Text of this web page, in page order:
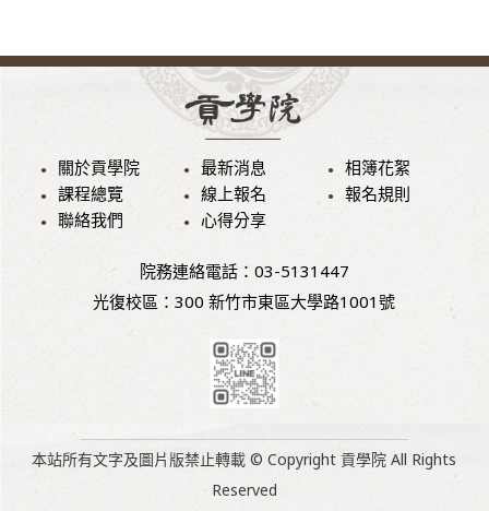
關於貢學院 最新消息
相簿花絮
課程總覽
線上報名
報名規則
聯絡我們
心得分享
院務連絡電話：03-5131447
光復校區：300 新竹市東區大學路1001號
本站所有文字及圖片版禁止轉載 © Copyright 貢學院 All Rights
Reserved